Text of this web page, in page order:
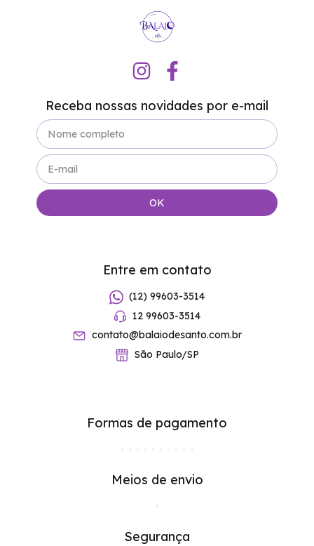
Receba nossas novidades por e-mail
Entre em contato
(12) 99603-3514
12 99603-3514
contato@balaiodesanto.com.br
São Paulo/SP
Formas de pagamento
Meios de envio
Segurança